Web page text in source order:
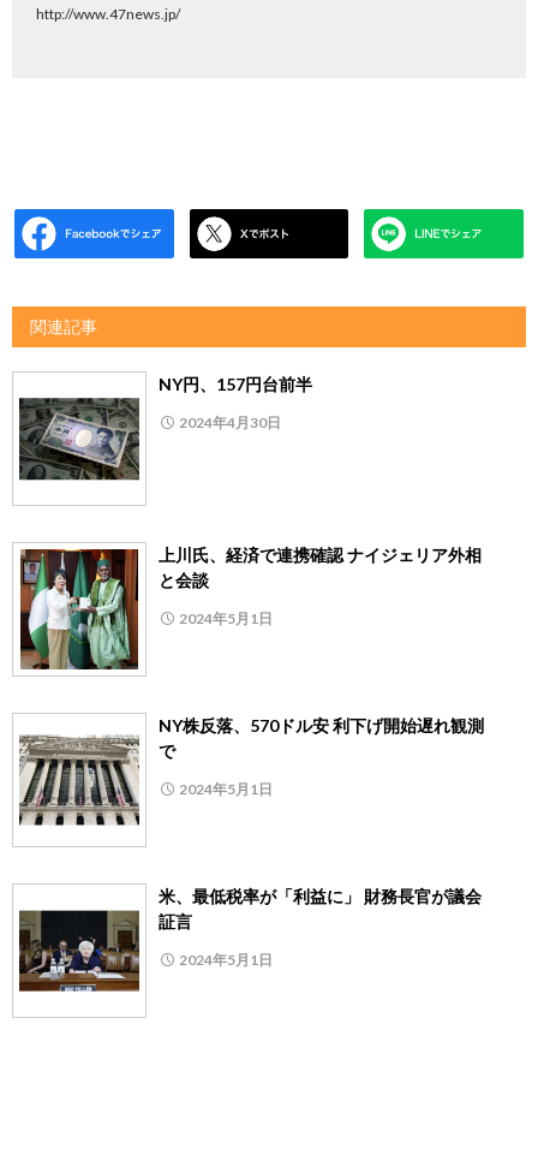
http://www.47news.jp/
関連記事
NY円、157円台前半
2024年4月30日
上川氏、経済で連携確認 ナイジェリア外相
と会談
2024年5月1日
NY株反落、570ドル安 利下げ開始遅れ観測
で
2024年5月1日
米、最低税率が「利益に」 財務長官が議会
証言
2024年5月1日